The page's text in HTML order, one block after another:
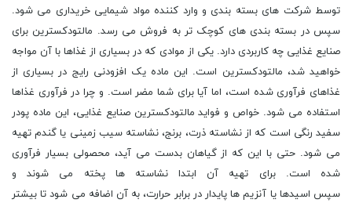
توسط شرکت های بسته بندی و وارد کننده مواد شیمایی خریداری می شود.
سپس در بسته بندی های کوچک تر به فروش می رسد. مالتودکسترین برای
صنایع غذایی چه کاربردی دارد. یکی از موادی که در بسیاری از غذاها با آن مواجه
خواهید شد، مالتودکسترین است. این ماده یک افزودنی رایج در بسیاری از
غذاهای فرآوری شده است، اما آیا برای شما مضر است. و چرا در فرآوری غذاها
استفاده می شود. خواص و فواید مالتودکسترین صنایع غذایی، این ماده پودر
سفید رنگی است که از نشاسته ذرت، برنج، نشاسته سیب زمینی یا گندم تهیه
می شود. حتی با این که از گیاهان بدست می آید، محصولی بسیار فرآوری
شده است. برای تهیه آن ابتدا نشاسته ها پخته می شوند و
سپس اسیدها یا آنزیم ها پایدار در برابر حرارت، به آن اضافه می شود تا بیشتر